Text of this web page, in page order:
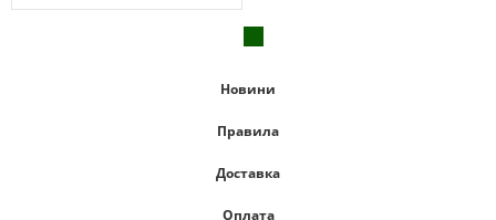
Новини
Правила
Доставка
Оплата